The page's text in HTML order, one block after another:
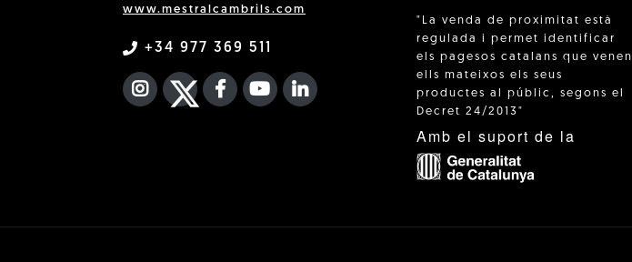
www.mestralcambrils.com
+34 977 369 511
INSTAGRAM
TWITTER
FACEBOOK F
YOUTUBEFA LINKEDIN IN
"La venda de proximitat està
regulada i permet identificar
els pagesos catalans que venen
ells mateixos els seus
productes al públic, segons el
Decret 24/2013"
Amb el suport de la